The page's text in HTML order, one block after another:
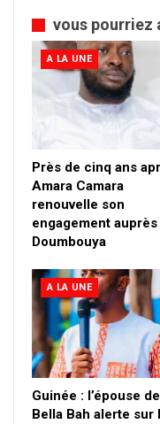
vous pourriez
A LA UNE
Près de cinq ans
Amara Camara
renouvelle son
engagement auprès
Doumbouya
A LA UNE
Guinée : l’épouse de
Bella Bah alerte sur